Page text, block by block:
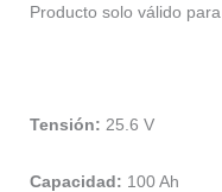
Producto solo válido
Tensión: 25.6 V
Capacidad: 100 Ah